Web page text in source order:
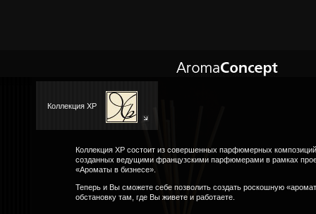
Коллекция XP
Коллекция XP состоит из совершенных парфюмерных
созданных ведущими французскими парфюмерами в рамках
«Ароматы в бизнесе».
Теперь и Вы сможете себе позволить создать роскошную
обстановку там, где Вы живете и работаете.